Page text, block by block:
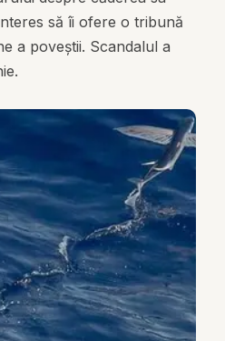
să îi ofere o tribună
a poveștii. Scandalul a